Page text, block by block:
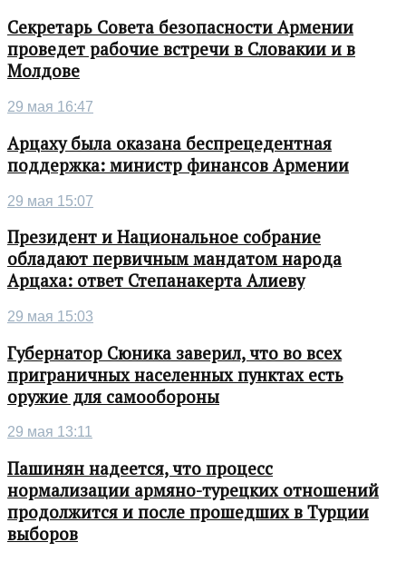
Секретарь Совета безопасности Армении
проведет рабочие встречи в Словакии и в
Молдове
29 мая 16:47
Арцаху была оказана беспрецедентная
поддержка: министр финансов Армении
29 мая 15:07
Президент и Национальное собрание
обладают первичным мандатом народа
Арцаха: ответ Степанакерта Алиеву
29 мая 15:03
Губернатор Сюника заверил, что во всех
приграничных населенных пунктах есть
оружие для самообороны
29 мая 13:11
Пашинян надеется, что процесс
нормализации армяно-турецких отношений
продолжится и после прошедших в Турции
выборов